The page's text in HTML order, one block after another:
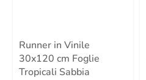
Runner in Vinile
30x120 cm Foglie
Tropicali Sabbia